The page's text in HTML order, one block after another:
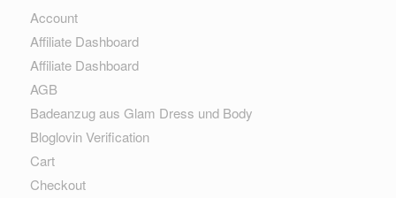
Account
Affiliate Dashboard
Affiliate Dashboard
AGB
Badeanzug aus Glam Dress und Body
Bloglovin Verification
Cart
Checkout